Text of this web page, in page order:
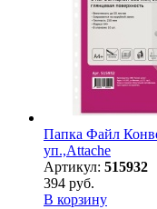
Папка Файл
уп.,Attache
Артикул: 515932
394 руб.
В корзину